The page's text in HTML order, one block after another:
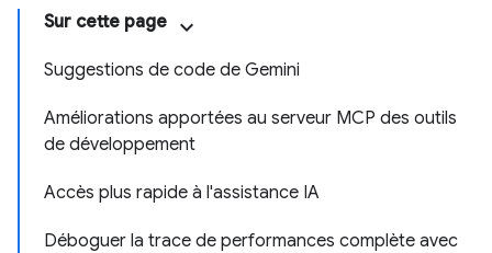
Sur cette page
Suggestions de code de Gemini
Améliorations apportées au serveur MCP des outils
de développement
Accès plus rapide à l'assistance IA
Déboguer la trace de performances complète avec